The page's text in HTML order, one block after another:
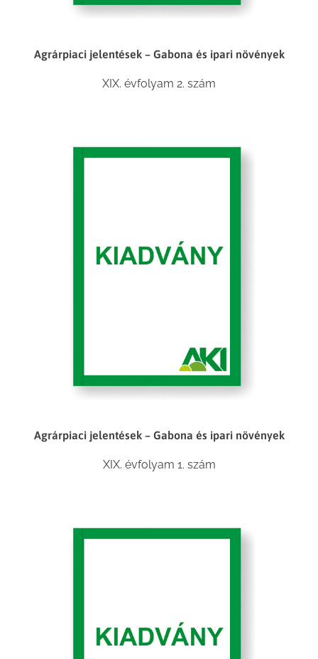
Agrárpiaci jelentések – Gabona és ipari növények
XIX. évfolyam 2. szám
Agrárpiaci jelentések – Gabona és ipari növények
XIX. évfolyam 1. szám